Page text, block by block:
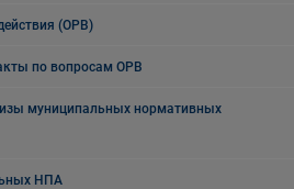
(ОРВ)
по вопросам ОРВ
муниципальных нормативных
НПА